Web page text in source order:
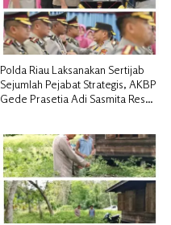
Polda Riau Laksanakan Sertijab
Sejumlah Pejabat Strategis, AKBP
Gede Prasetia Adi Sasmita Resmi